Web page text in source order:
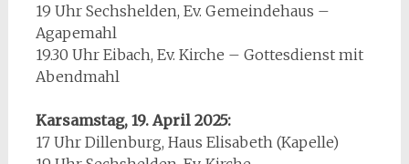
19 Uhr Sechshelden, Ev. Gemeindehaus –
Agapemahl
19.30 Uhr Eibach, Ev. Kirche – Gottesdienst mit
Abendmahl
Karsamstag, 19. April 2025:
17 Uhr Dillenburg, Haus Elisabeth (Kapelle)